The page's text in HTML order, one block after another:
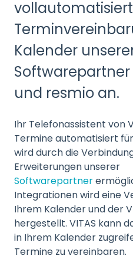
Kalender
und resmio an.
Ihr Telefonassistent von
Termine automatisiert
wird durch die
Erweiterungen unserer
Softwarepartner
Integrationen wird eine
Ihrem Kalender und der
hergestellt. VITAS kann
in Ihrem Kalender
Termine zu vereinbaren.